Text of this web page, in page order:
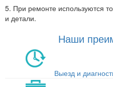
5. При ремонте используются
и детали.
Наши
Выезд и